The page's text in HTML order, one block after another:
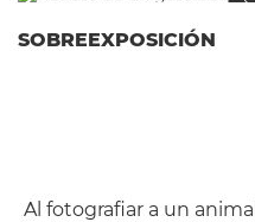
SOBREEXPOSICIÓN
Al fotografiar a un